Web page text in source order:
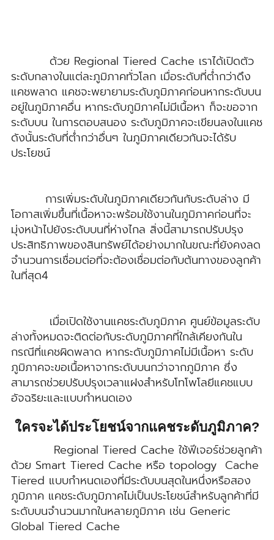
ด้วย Regional Tiered Cache เราได้เปิดตัว
ระดับกลางในแต่ละภูมิภาคทั่วโลก เมื่อระดับที่ต่ำกว่าดึง
แคชพลาด แคชจะพยายามระดับภูมิภาคก่อนหากระดับบน
อยู่ในภูมิภาคอื่น หากระดับภูมิภาคไม่มีเนื้อหา ก็จะขอจาก
ระดับบน ในการตอบสนอง ระดับภูมิภาคจะเขียนลงในแคช
ดังนั้นระดับที่ต่ำกว่าอื่นๆ ในภูมิภาคเดียวกันจะได้รับ
ประโยชน์
การเพิ่มระดับในภูมิภาคเดียวกันกับระดับล่าง มี
โอกาสเพิ่มขึ้นที่เนื้อหาจะพร้อมใช้งานในภูมิภาคก่อนที่จะ
มุ่งหน้าไปยังระดับบนที่ห่างไกล สิ่งนี้สามารถปรับปรุง
ประสิทธิภาพของสินทรัพย์ได้อย่างมากในขณะที่ยังคงลด
จำนวนการเชื่อมต่อที่จะต้องเชื่อมต่อกับต้นทางของลูกค้า
ในที่สุด4
เมื่อเปิดใช้งานแคชระดับภูมิภาค ศูนย์ข้อมูลระดับ
ล่างทั้งหมดจะติดต่อกับระดับภูมิภาคที่ใกล้เคียงกันใน
กรณีที่แคชผิดพลาด หากระดับภูมิภาคไม่มีเนื้อหา ระดับ
ภูมิภาคจะขอเนื้อหาจากระดับบนกว่าจากภูมิภาค ซึ่ง
สามารถช่วยปรับปรุงเวลาแฝงสำหรับโทโพโลยีแคชแบบ
อัจฉริยะและแบบกำหนดเอง
ใครจะได้ประโยชน์จากแคชระดับภูมิภาค?
Regional Tiered Cache ใช้ฟีเจอร์ช่วยลูกค้า
ด้วย Smart Tiered Cache หรือ topology Cache
Tiered แบบกำหนดเองที่มีระดับบนสุดในหนึ่งหรือสอง
ภูมิภาค แคชระดับภูมิภาคไม่เป็นประโยชน์สำหรับลูกค้าที่มี
ระดับบนจำนวนมากในหลายภูมิภาค เช่น Generic
Global Tiered Cache